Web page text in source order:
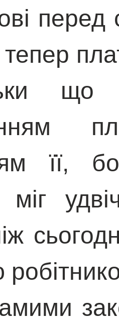
тепер
що
її,
міг